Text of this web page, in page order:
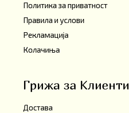
Политика за приватност
Правила и услови
Рекламација
Колачиња
Грижа за Клиенти
Достава